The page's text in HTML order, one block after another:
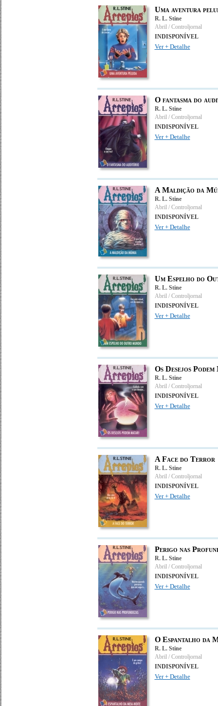
Uma aventura
R. L. Stine
Abril / Controljornal
INDISPONÍVEL
Ver + Detalhe
O fantasma do
R. L. Stine
Abril / Controljornal
INDISPONÍVEL
Ver + Detalhe
A Maldição da
R. L. Stine
Abril / Controljornal
INDISPONÍVEL
Ver + Detalhe
Um Espelho do
R. L. Stine
Abril / Controljornal
INDISPONÍVEL
Ver + Detalhe
Os Desejos
R. L. Stine
Abril / Controljornal
INDISPONÍVEL
Ver + Detalhe
A Face do Terror
R. L. Stine
Abril / Controljornal
INDISPONÍVEL
Ver + Detalhe
Perigo nas
R. L. Stine
Abril / Controljornal
INDISPONÍVEL
Ver + Detalhe
O Espantalho da
R. L. Stine
Abril / Controljornal
INDISPONÍVEL
Ver + Detalhe